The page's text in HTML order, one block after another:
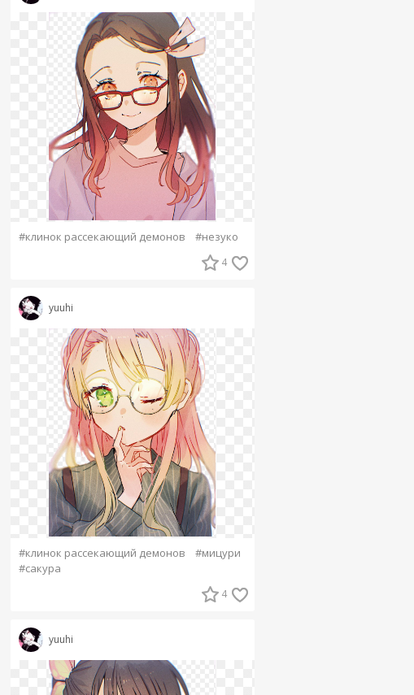
#клинок рассекающий демонов #незуко
4
yuuhi
#клинок рассекающий демонов
#мицури
#сакура
4
yuuhi